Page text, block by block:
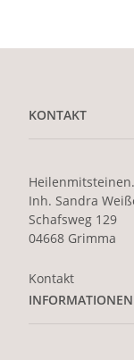
KONTAKT
Inh. Sandra
Schafsweg 129
04668 Grimma
Kontakt
INFORMATIONEN